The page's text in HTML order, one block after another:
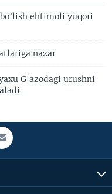
ehtimoli yuqori
nazar
G'azodagi urushni